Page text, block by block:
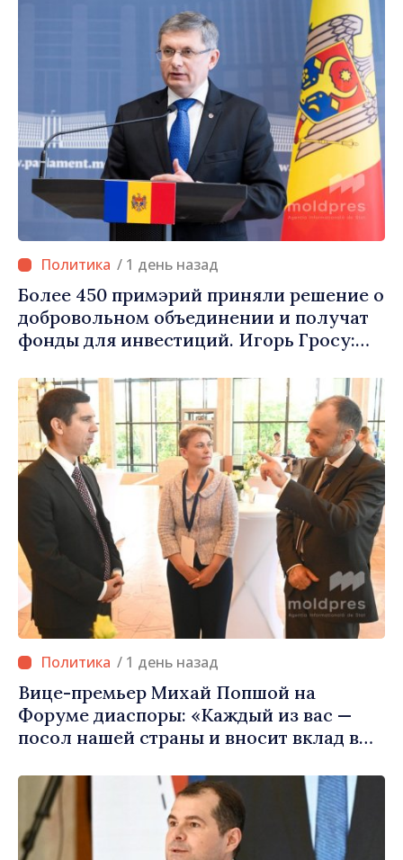
/ 1 день назад
Более 450 примэрий приняли решение о
добровольном объединении и получат
фонды для инвестиций. Игорь Гросу:
населённым пунктам шанс
развиваться»
/ 1 день назад
Вице-премьер Михай Попшой на
Форуме диаспоры: «Каждый из вас —
посол нашей страны и вносит вклад в
Молдова»